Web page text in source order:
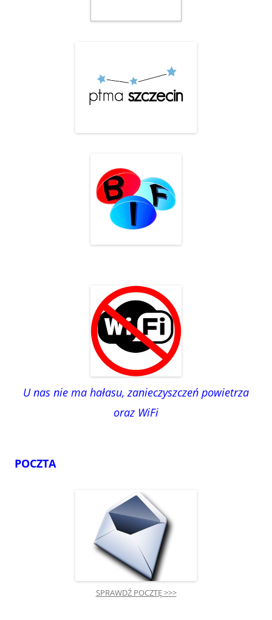
U nas nie ma hałasu, zanieczyszczeń powietrza
oraz WiFi
POCZTA
SPRAWDŹ POCZTĘ >>>